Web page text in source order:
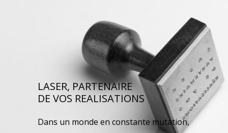
LASER, PARTENAIRE
DE VOS REALISATIONS
Dans un monde en constante mutation,